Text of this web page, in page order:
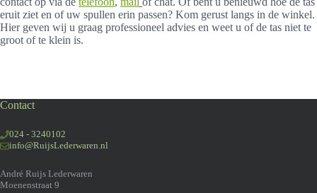
eruit ziet en of uw spullen erin passen? Kom gerust langs in de winkel.
Hier geven wij u graag professioneel advies en weet u of de tas niet te
groot of te klein is.
Contact
024 - 3240102
info@RuijsLederwaren.nl
André Ruijs Lederwaren
Moenenstraat 9